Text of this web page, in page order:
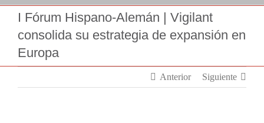
I Fórum Hispano-Alemán | Vigilant
consolida su estrategia de expansión en
Europa
Anterior Siguiente